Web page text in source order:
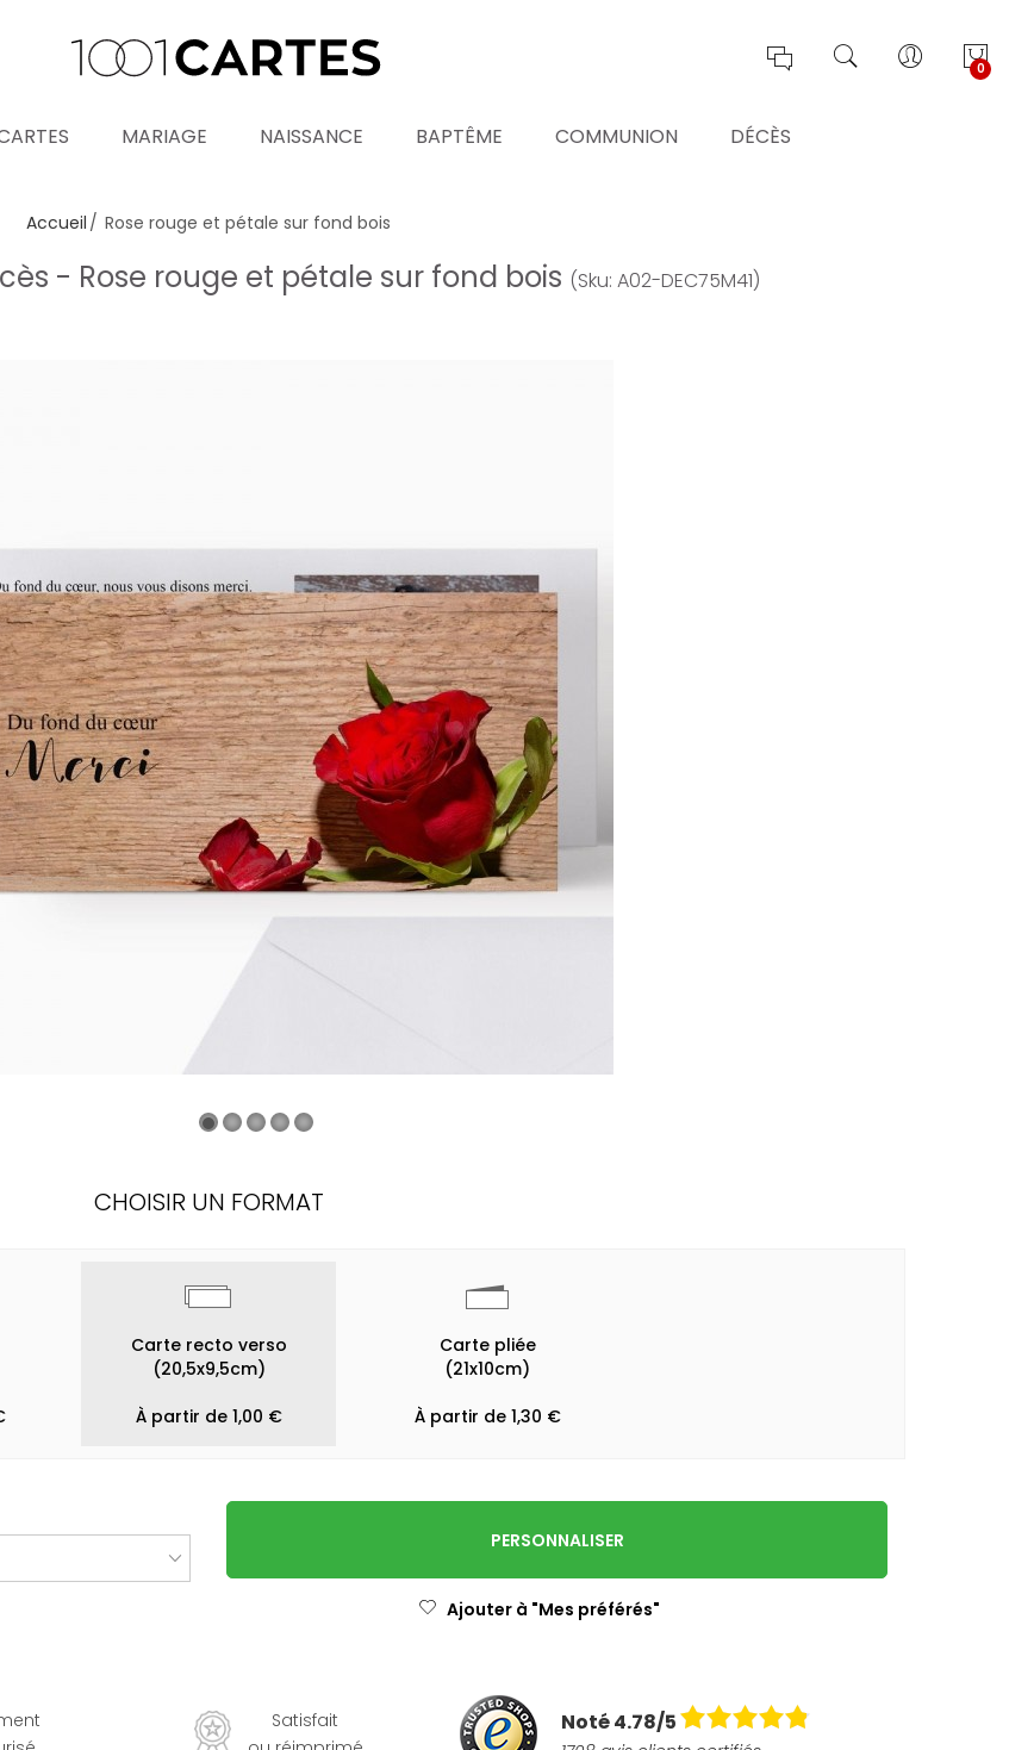
0
MARIAGE NAISSANCE BAPTÊME COMMUNION DÉCÈS
?
SE CONNECTER
Accueil Rose rouge et pétale sur fond bois
- Rose rouge et pétale sur fond bois (Sku: A02-DEC75M41)
CHOISIR UN FORMAT
Carte recto verso
(20,5x9,5cm)
À partir de 1,00 €
Carte pliée
(21x10cm)
À partir de 1,30 €
PERSONNALISER
Ajouter à "Mes préférés"
Satisfait
Noté 4.78/5